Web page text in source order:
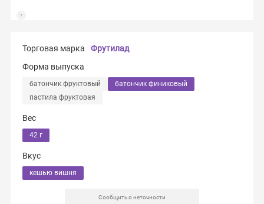
Торговая марка
Фрутилад
Форма выпуска
батончик фруктовый
батончик финиковый
пастила фруктовая
Вес
42 г
Вкус
кешью вишня
Сообщить о неточности